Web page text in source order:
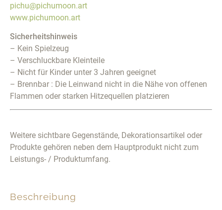
Beschreibung
pichu@pichumoon.art
www.pichumoon.art
Sicherheitshinweis
– Kein Spielzeug
– Verschluckbare Kleinteile
– Nicht für Kinder unter 3 Jahren geeignet
– Brennbar : Die Leinwand nicht in die Nähe von offenen
Flammen oder starken Hitzequellen platzieren
Weitere sichtbare Gegenstände, Dekorationsartikel oder
Produkte gehören neben dem Hauptprodukt nicht zum
Leistungs- / Produktumfang.